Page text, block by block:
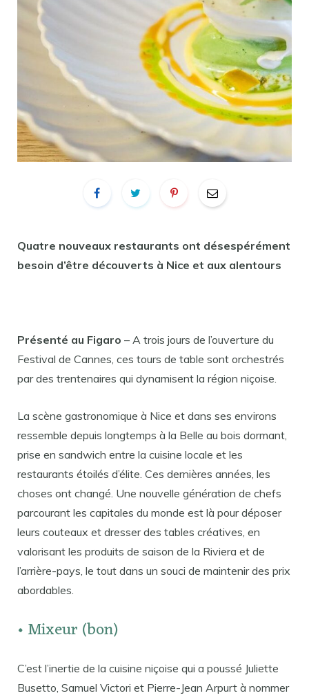
Quatre nouveaux restaurants ont désespérément
besoin d’être découverts à Nice et aux alentours
Présenté au Figaro – A trois jours de l’ouverture du
Festival de Cannes, ces tours de table sont orchestrés
par des trentenaires qui dynamisent la région niçoise.
La scène gastronomique à Nice et dans ses environs
ressemble depuis longtemps à la Belle au bois dormant,
prise en sandwich entre la cuisine locale et les
restaurants étoilés d’élite. Ces dernières années, les
choses ont changé. Une nouvelle génération de chefs
parcourant les capitales du monde est là pour déposer
leurs couteaux et dresser des tables créatives, en
valorisant les produits de saison de la Riviera et de
l’arrière-pays, le tout dans un souci de maintenir des prix
abordables.
• Mixeur (bon)
C’est l’inertie de la cuisine niçoise qui a poussé Juliette
Busetto, Samuel Victori et Pierre-Jean Arpurt à nommer